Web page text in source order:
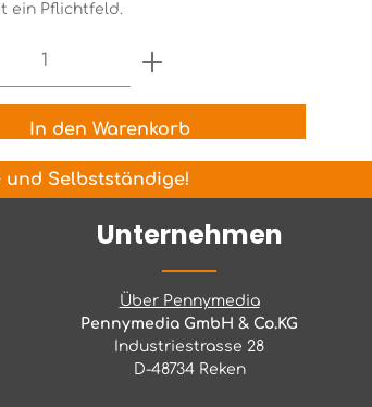
ein Pflichtfeld.
Anzahl: Gib den
In den Warenkorb
Selbstständige!
Unternehmen
Über Pennymedia
Pennymedia GmbH & Co.KG
Industriestrasse 28
D-48734 Reken